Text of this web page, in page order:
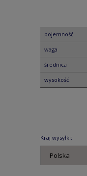
pojemność
waga
średnica
wysokość
Kraj wysyłki: